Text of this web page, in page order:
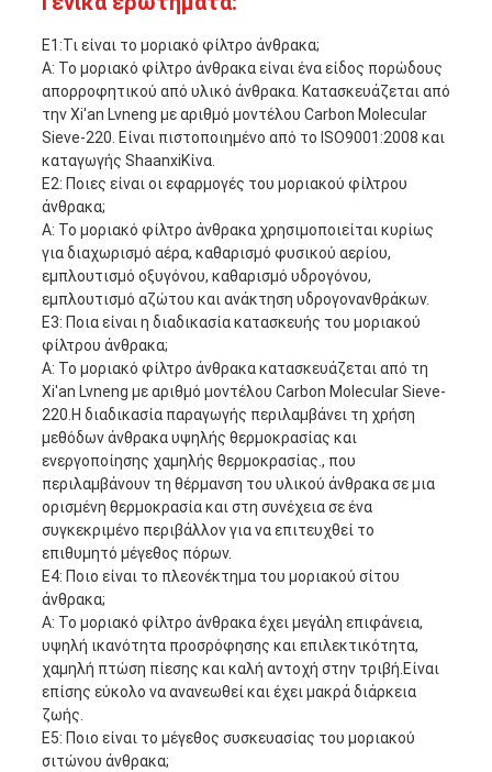
Ε1:Τι είναι το μοριακό φίλτρο άνθρακα;
Α: Το μοριακό φίλτρο άνθρακα είναι ένα είδος πορώδους
απορροφητικού από υλικό άνθρακα. Κατασκευάζεται από
την Xi'an Lvneng με αριθμό μοντέλου Carbon Molecular
Sieve-220. Είναι πιστοποιημένο από το ISO9001:2008 και
καταγωγής ShaanxiΚίνα.
Ε2: Ποιες είναι οι εφαρμογές του μοριακού φίλτρου
άνθρακα;
Α: Το μοριακό φίλτρο άνθρακα χρησιμοποιείται κυρίως
για διαχωρισμό αέρα, καθαρισμό φυσικού αερίου,
εμπλουτισμό οξυγόνου, καθαρισμό υδρογόνου,
εμπλουτισμό αζώτου και ανάκτηση υδρογονανθράκων.
Ε3: Ποια είναι η διαδικασία κατασκευής του μοριακού
φίλτρου άνθρακα;
Α: Το μοριακό φίλτρο άνθρακα κατασκευάζεται από τη
Xi'an Lvneng με αριθμό μοντέλου Carbon Molecular Sieve-
220.Η διαδικασία παραγωγής περιλαμβάνει τη χρήση
μεθόδων άνθρακα υψηλής θερμοκρασίας και
ενεργοποίησης χαμηλής θερμοκρασίας., που
περιλαμβάνουν τη θέρμανση του υλικού άνθρακα σε μια
ορισμένη θερμοκρασία και στη συνέχεια σε ένα
συγκεκριμένο περιβάλλον για να επιτευχθεί το
επιθυμητό μέγεθος πόρων.
Ε4: Ποιο είναι το πλεονέκτημα του μοριακού σίτου
άνθρακα;
Α: Το μοριακό φίλτρο άνθρακα έχει μεγάλη επιφάνεια,
υψηλή ικανότητα προσρόφησης και επιλεκτικότητα,
χαμηλή πτώση πίεσης και καλή αντοχή στην τριβή.Είναι
επίσης εύκολο να ανανεωθεί και έχει μακρά διάρκεια
ζωής.
Ε5: Ποιο είναι το μέγεθος συσκευασίας του μοριακού
σιτώνου άνθρακα;